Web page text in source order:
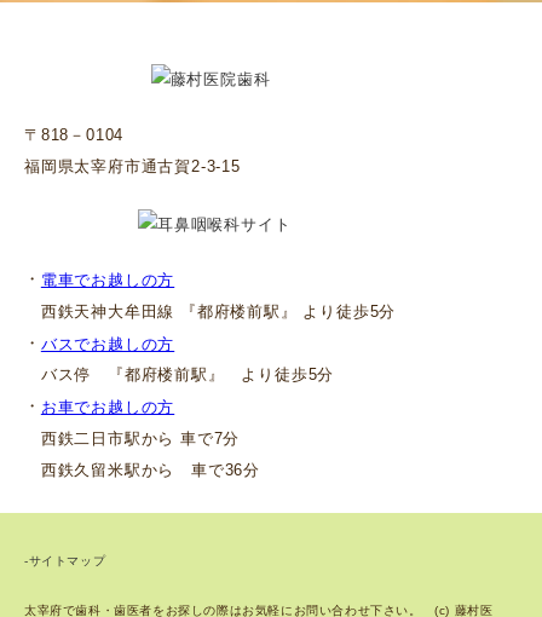
〒818－0104
福岡県太宰府市通古賀2-3-15
・ 電車でお越しの方
西鉄天神大牟田線 『都府楼前駅』 より徒歩5分
・ バスでお越しの方
バス停 『都府楼前駅』 より徒歩5分
・ お車でお越しの方
西鉄二日市駅から 車で7分
西鉄久留米駅から 車で36分
-サイトマップ
太宰府で歯科・歯医者をお探しの際はお気軽にお問い合わせ下さい。 (c) 藤村医